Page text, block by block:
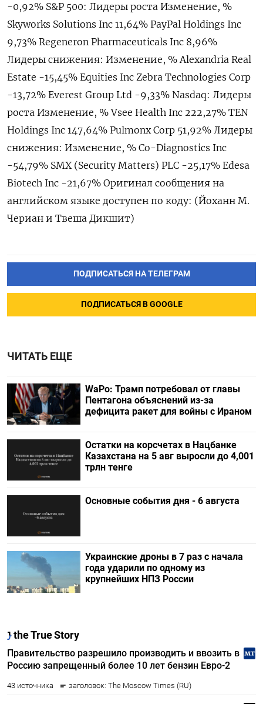
-0,92% S&P 500: Лидеры роста Изменение, %
Skyworks Solutions Inc 11,64% PayPal Holdings Inc
9,73% Regeneron Pharmaceuticals Inc 8,96%
Лидеры снижения: Изменение, % Alexandria Real
Estate -15,45% Equities Inc Zebra Technologies Corp
-13,72% Everest Group Ltd -9,33% Nasdaq: Лидеры
роста Изменение, % Vsee Health Inc 222,27% TEN
Holdings Inc 147,64% Pulmonx Corp 51,92% Лидеры
снижения: Изменение, % Co-Diagnostics Inc
-54,79% SMX (Security Matters) PLC -25,17% Edesa
Biotech Inc -21,67% Оригинал сообщения на
английском языке доступен по коду: (Йоханн М.
Чериан и Твеша Дикшит)
ПОДПИСАТЬСЯ НА ТЕЛЕГРАМ
ПОДПИСАТЬСЯ В GOOGLE
ЧИТАТЬ ЕЩЕ
WaPo: Трамп потребовал от главы
Пентагона объяснений из-за
дефицита ракет для войны с Ираном
Остатки на корсчетах в Нацбанке
Казахстана на 5 авг выросли до 4,001
трлн тенге
Основные события дня - 6 августа
Украинские дроны в 7 раз с начала
года ударили по одному из
крупнейших НПЗ России